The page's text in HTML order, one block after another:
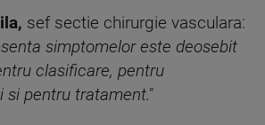
sef sectie chirurgie vasculara:
simptomelor este deosebit
clasificare, pentru
si pentru tratament."